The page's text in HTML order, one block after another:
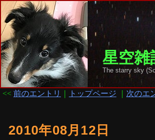
星空
The starry sky
<< 前のエントリ トップページ 次のエ
2010年08月12日